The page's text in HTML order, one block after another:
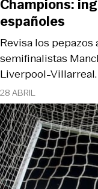
28 ABRIL
Revisa los
semifinalistas
Liverpool-Villarreal.
Champions:
españoles